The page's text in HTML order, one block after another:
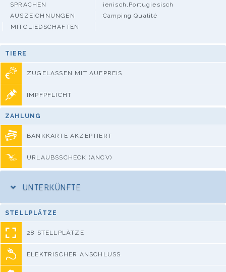
SPRACHEN
ienisch,Portugiesisch
AUSZEICHNUNGEN
Camping Qualité
MITGLIEDSCHAFTEN
TIERE
ZUGELASSEN MIT AUFPREIS
IMPFPFLICHT
ZAHLUNG
BANKKARTE AKZEPTIERT
URLAUBSSCHECK (ANCV)
UNTERKÜNFTE
STELLPLÄTZE
28 STELLPLÄTZE
ELEKTRISCHER ANSCHLUSS